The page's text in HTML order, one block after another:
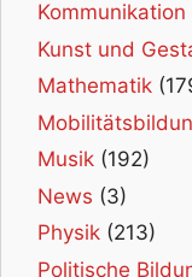
Kommunikation
Kunst und
Mathematik
Musik (192)
News (3)
Physik (213)
Politische